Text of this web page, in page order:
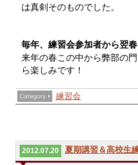
は真剣そのものでした。
毎年、練習会参加者から翌
来年の春この中から弊部の
ら楽しみです！
練習会
2012.07.20 夏期講習＆高校生